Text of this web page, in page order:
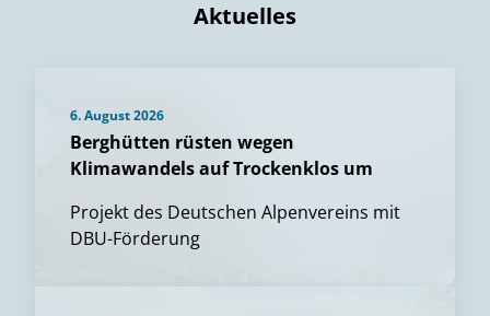
Aktuelles
6. August 2026
Berghütten rüsten wegen
Klimawandels auf Trockenklos um
Projekt des Deutschen Alpenvereins mit
DBU-Förderung